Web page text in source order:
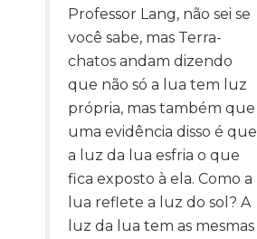
Professor Lang, não sei se
você sabe, mas Terra-
chatos andam dizendo
que não só a lua tem luz
própria, mas também que
uma evidência disso é que
a luz da lua esfria o que
fica exposto à ela. Como a
lua reflete a luz do sol? A
luz da lua tem as mesmas